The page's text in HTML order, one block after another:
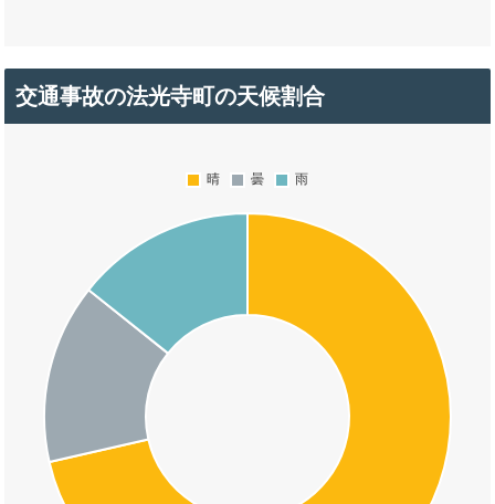
交通事故の法光寺町の天候割合